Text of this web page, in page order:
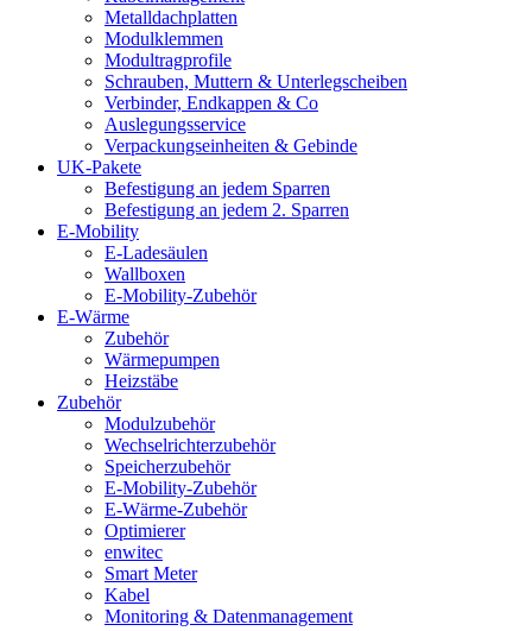
Metalldachplatten
Modulklemmen
Modultragprofile
Schrauben, Muttern & Unterlegscheiben
Verbinder, Endkappen & Co
Auslegungsservice
Verpackungseinheiten & Gebinde
UK-Pakete
Befestigung an jedem Sparren
Befestigung an jedem 2. Sparren
E-Mobility
E-Ladesäulen
Wallboxen
E-Mobility-Zubehör
E-Wärme
Zubehör
Wärmepumpen
Heizstäbe
Zubehör
Modulzubehör
Wechselrichterzubehör
Speicherzubehör
E-Mobility-Zubehör
E-Wärme-Zubehör
Optimierer
enwitec
Smart Meter
Kabel
Monitoring & Datenmanagement